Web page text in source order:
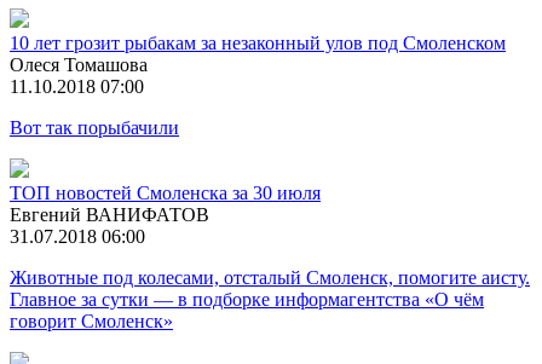
10 лет грозит рыбакам за незаконный улов под Смоленском
Олеся Томашова
11.10.2018 07:00
Вот так порыбачили
ТОП новостей Смоленска за 30 июля
Евгений ВАНИФАТОВ
31.07.2018 06:00
Животные под колесами, отсталый Смоленск, помогите аисту.
Главное за сутки — в подборке информагентства «О чём
говорит Смоленск»